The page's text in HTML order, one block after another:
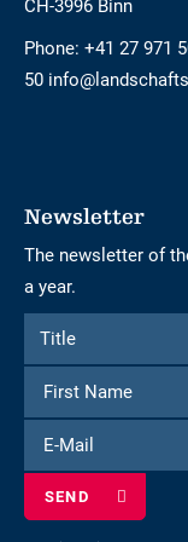
CH-3996 Binn
Phone: +41 27 971
50
Newsletter
The newsletter of
a year.
Form
to
subscribe
to
the
Title
Title
Mail